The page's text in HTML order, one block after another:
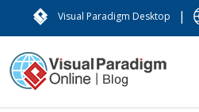
Visual Paradigm Desktop |